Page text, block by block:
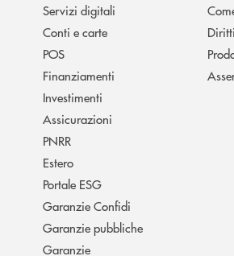
Servizi digitali
Conti e carte
POS
Finanziamenti
Investimenti
Assicurazioni
PNRR
Estero
Portale ESG
Garanzie Confidi
Garanzie pubbliche
Garanzie